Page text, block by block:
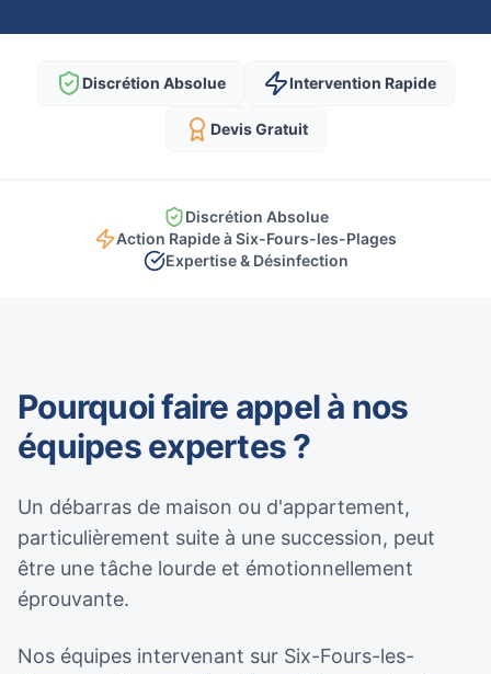
Discrétion Absolue Intervention Rapide
Devis Gratuit
Discrétion Absolue
Action Rapide à Six-Fours-les-Plages
Expertise & Désinfection
Pourquoi faire appel à nos
équipes expertes ?
Un débarras de maison ou d'appartement,
particulièrement suite à une succession, peut
être une tâche lourde et émotionnellement
éprouvante.
Nos équipes intervenant sur Six-Fours-les-